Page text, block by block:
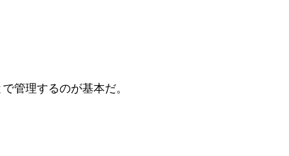
管理するのが基本だ。